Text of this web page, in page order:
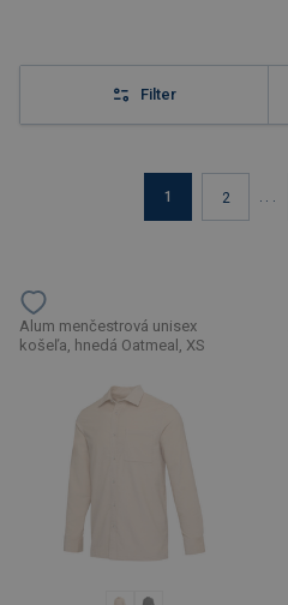
Filter
1 2 ...
Alum menčestrová unisex
košeľa, hnedá Oatmeal, XS